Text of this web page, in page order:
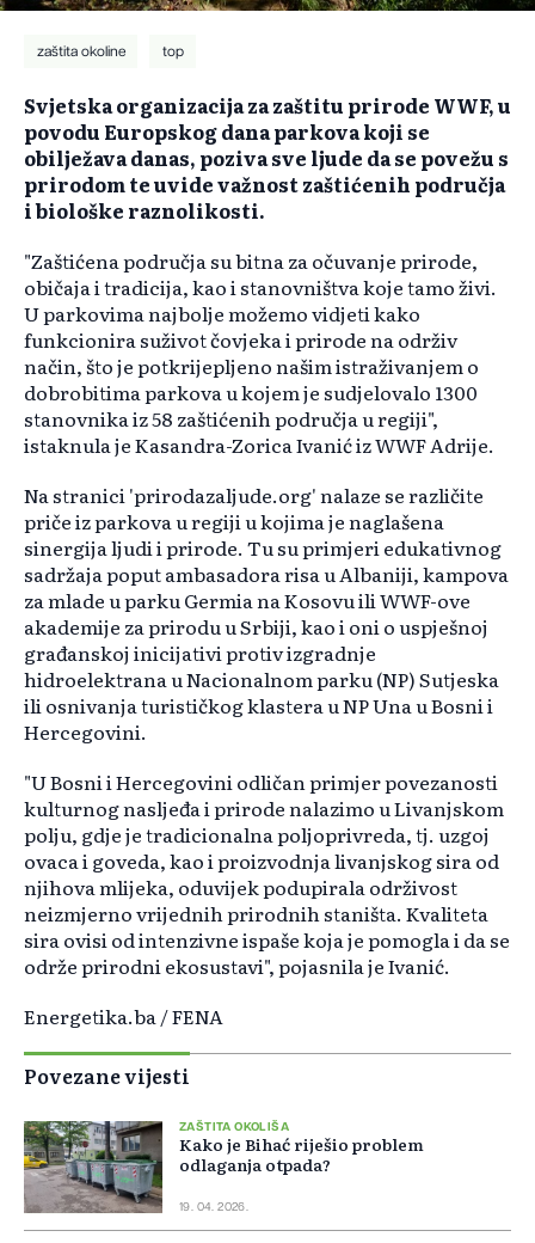
zaštita okoline top
Svjetska organizacija za zaštitu prirode WWF, u
povodu Europskog dana parkova koji se
obilježava danas, poziva sve ljude da se povežu s
prirodom te uvide važnost zaštićenih područja
i biološke raznolikosti.
"Zaštićena područja su bitna za očuvanje prirode,
običaja i tradicija, kao i stanovništva koje tamo živi.
U parkovima najbolje možemo vidjeti kako
funkcionira suživot čovjeka i prirode na održiv
način, što je potkrijepljeno našim istraživanjem o
dobrobitima parkova u kojem je sudjelovalo 1300
stanovnika iz 58 zaštićenih područja u regiji",
istaknula je Kasandra-Zorica Ivanić iz WWF Adrije.
Na stranici 'prirodazaljude.org' nalaze se različite
priče iz parkova u regiji u kojima je naglašena
sinergija ljudi i prirode. Tu su primjeri edukativnog
sadržaja poput ambasadora risa u Albaniji, kampova
za mlade u parku Germia na Kosovu ili WWF-ove
akademije za prirodu u Srbiji, kao i oni o uspješnoj
građanskoj inicijativi protiv izgradnje
hidroelektrana u Nacionalnom parku (NP) Sutjeska
ili osnivanja turističkog klastera u NP Una u Bosni i
Hercegovini.
"U Bosni i Hercegovini odličan primjer povezanosti
kulturnog nasljeđa i prirode nalazimo u Livanjskom
polju, gdje je tradicionalna poljoprivreda, tj. uzgoj
ovaca i goveda, kao i proizvodnja livanjskog sira od
njihova mlijeka, oduvijek podupirala održivost
neizmjerno vrijednih prirodnih staništa. Kvaliteta
sira ovisi od intenzivne ispaše koja je pomogla i da se
održe prirodni ekosustavi", pojasnila je Ivanić.
Energetika.ba / FENA
Povezane vijesti
ZAŠTITA OKOLIŠA
Kako je Bihać riješio problem
odlaganja otpada?
19. 04. 2026.